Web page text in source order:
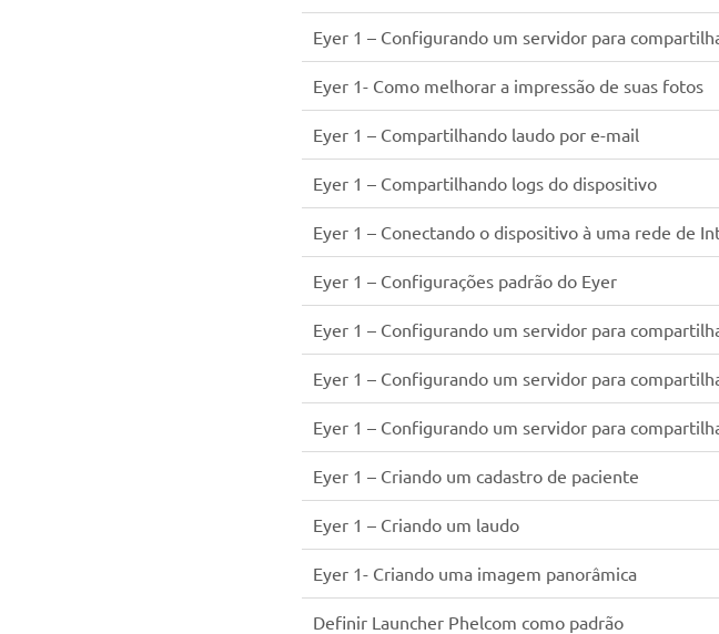
Eyer 1 – Configurando um servidor para
Eyer 1- Como melhorar a impressão de suas fotos
Eyer 1 – Compartilhando laudo por e-mail
Eyer 1 – Compartilhando logs do dispositivo
Eyer 1 – Conectando o dispositivo à uma rede de
Eyer 1 – Configurações padrão do Eyer
Eyer 1 – Configurando um servidor para
Eyer 1 – Configurando um servidor para
Eyer 1 – Configurando um servidor para
Eyer 1 – Criando um cadastro de paciente
Eyer 1 – Criando um laudo
Eyer 1- Criando uma imagem panorâmica
Definir Launcher Phelcom como padrão